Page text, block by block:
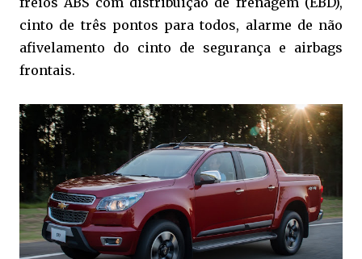
cinto de três pontos para todos, alarme de não
afivelamento do cinto de segurança e airbags
frontais.